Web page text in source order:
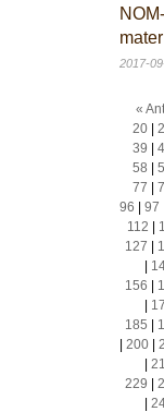
2017-
«
20|
39
58
77
96
97
112
127
156
185
200|
229